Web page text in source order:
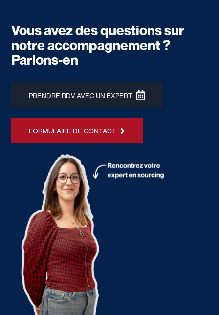
Vous avez des questions sur
notre accompagnement ?
Parlons-en
PRENDRE RDV AVEC UN EXPERT
FORMULAIRE DE CONTACT